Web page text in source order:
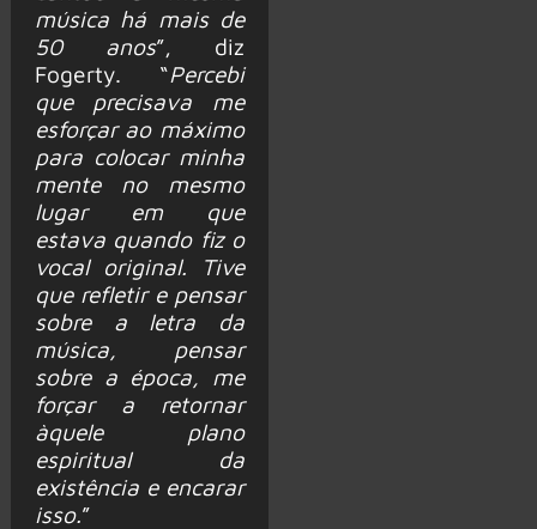
música há mais de
50 anos”, diz
Fogerty. “Percebi
que precisava me
esforçar ao máximo
para colocar minha
mente no mesmo
lugar em que
estava quando fiz o
vocal original. Tive
que refletir e pensar
sobre a letra da
música, pensar
sobre a época, me
forçar a retornar
àquele plano
espiritual da
existência e encarar
isso.”